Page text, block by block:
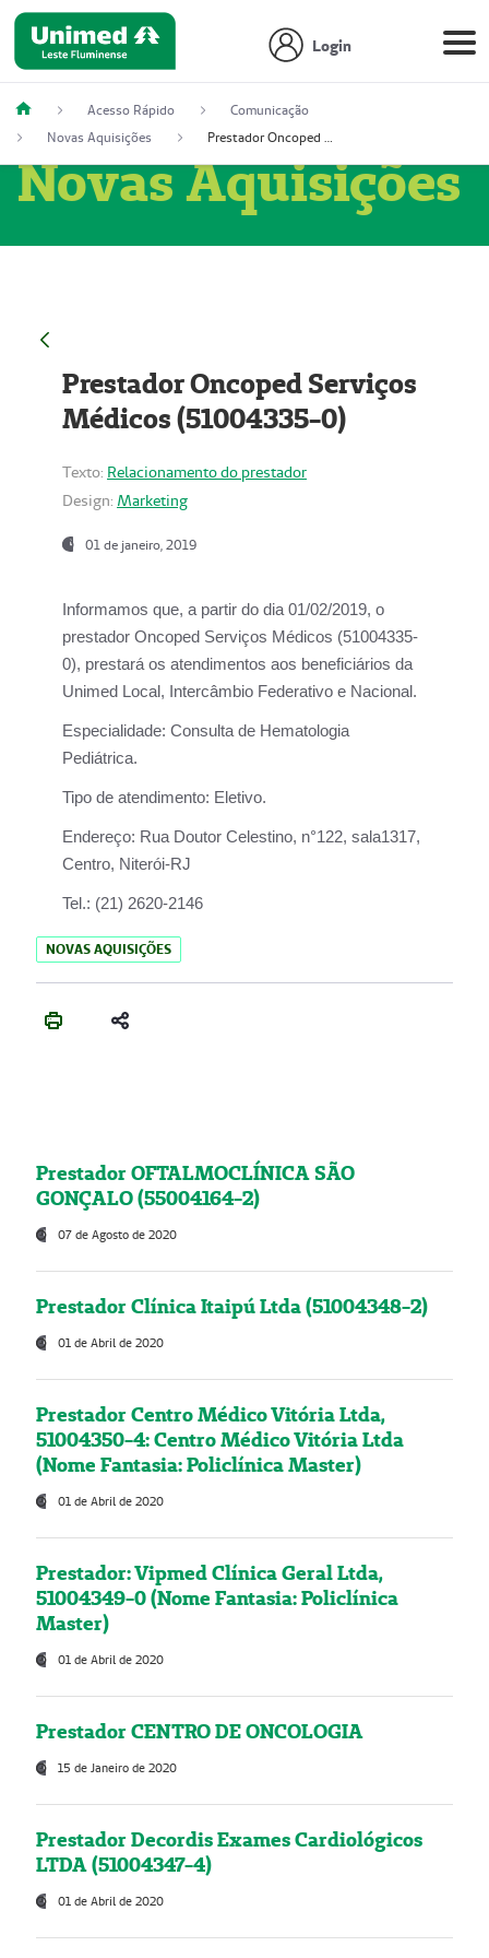
Login
Acesso Rápido
Comunicação
Novas Aquisições
Prestador Oncoped Serviços Médicos (51004335-0)
Novas Aquisições
Prestador Oncoped Serviços
Médicos (51004335-0)
Texto: Relacionamento do prestador
Design: Marketing
01 de janeiro, 2019
Informamos que, a partir do dia 01/02/2019, o
prestador Oncoped Serviços Médicos (51004335-
0), prestará os atendimentos aos beneficiários da
Unimed Local, Intercâmbio Federativo e Nacional.
Especialidade: Consulta de Hematologia
Pediátrica.
Tipo de atendimento: Eletivo.
Endereço: Rua Doutor Celestino, n°122, sala1317,
Centro, Niterói-RJ
Tel.: (21) 2620-2146
NOVAS AQUISIÇÕES
Prestador OFTALMOCLÍNICA SÃO
GONÇALO (55004164-2)
07 de Agosto de 2020
Prestador Clínica Itaipú Ltda (51004348-2)
01 de Abril de 2020
Prestador Centro Médico Vitória Ltda,
51004350-4: Centro Médico Vitória Ltda
(Nome Fantasia: Policlínica Master)
01 de Abril de 2020
Prestador: Vipmed Clínica Geral Ltda,
51004349-0 (Nome Fantasia: Policlínica
Master)
01 de Abril de 2020
Prestador CENTRO DE ONCOLOGIA
15 de Janeiro de 2020
Prestador Decordis Exames Cardiológicos
LTDA (51004347-4)
01 de Abril de 2020